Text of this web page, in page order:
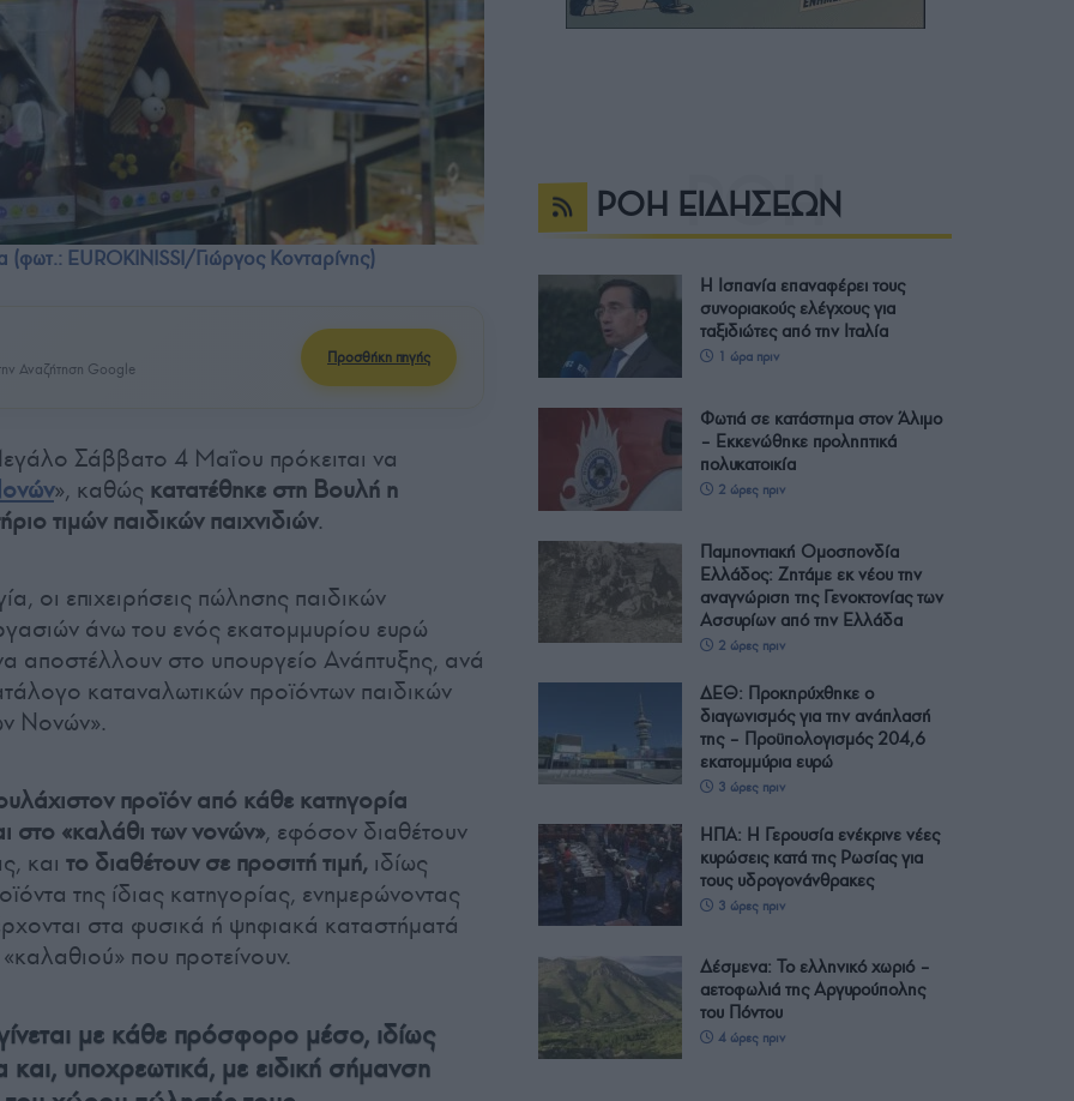
(φωτ.: EUROKINISSI/Γιώργος Κονταρίνης)
Αναζήτηση Google
Προσθήκη πηγής
Σάββατο 4 Μαΐου πρόκειται να
», καθώς κατατέθηκε στη Βουλή η
τιμών παιδικών παιχνιδιών.
οι επιχειρήσεις πώλησης παιδικών
άνω του ενός εκατομμυρίου ευρώ
αποστέλλουν στο υπουργείο Ανάπτυξης, ανά
καταναλωτικών προϊόντων παιδικών
Νονών».
προϊόν από κάθε κατηγορία
στο «καλάθι των νονών», εφόσον διαθέτουν
και το διαθέτουν σε προσιτή τιμή, ιδίως
της ίδιας κατηγορίας, ενημερώνοντας
στα φυσικά ή ψηφιακά καταστήματά
που προτείνουν.
με κάθε πρόσφορο μέσο, ιδίως
και, υποχρεωτικά, με ειδική σήμανση
ΡΟΗ ΕΙΔΗΣΕΩΝ
Η Ισπανία επαναφέρει τους
συνοριακούς ελέγχους για
ταξιδιώτες από την Ιταλία
1 ώρα πριν
Φωτιά σε κατάστημα στον Άλιμο
– Εκκενώθηκε προληπτικά
πολυκατοικία
2 ώρες πριν
Παμποντιακή Ομοσπονδία
Ελλάδος: Ζητάμε εκ νέου την
αναγνώριση της Γενοκτονίας των
Ασσυρίων από την Ελλάδα
2 ώρες πριν
ΔΕΘ: Προκηρύχθηκε ο
διαγωνισμός για την ανάπλασή
της – Προϋπολογισμός 204,6
εκατομμύρια ευρώ
3 ώρες πριν
ΗΠΑ: Η Γερουσία ενέκρινε νέες
κυρώσεις κατά της Ρωσίας για
τους υδρογονάνθρακες
3 ώρες πριν
Δέσμενα: Το ελληνικό χωριό –
αετοφωλιά της Αργυρούπολης
του Πόντου
4 ώρες πριν